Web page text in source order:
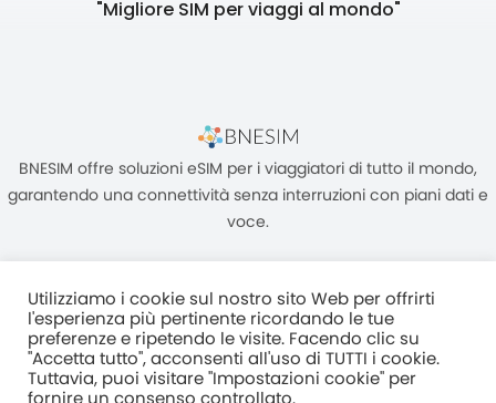
"Migliore SIM per viaggi al mondo"
BNESIM offre soluzioni eSIM per i viaggiatori di tutto il mondo,
garantendo una connettività senza interruzioni con piani dati e
voce.
Unità C, 8/F, King Palace Plaza, NO:55 King Yip Street, Kwun Tong,
Kowloon, HONG KONG
Utilizziamo i cookie sul nostro sito Web per offrirti
l'esperienza più pertinente ricordando le tue
preferenze e ripetendo le visite. Facendo clic su
"Accetta tutto", acconsenti all'uso di TUTTI i cookie.
Tuttavia, puoi visitare "Impostazioni cookie" per
fornire un consenso controllato.